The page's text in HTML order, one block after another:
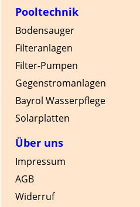
Pooltechnik
Bodensauger
Filteranlagen
Filter-Pumpen
Gegenstromanlagen
Bayrol Wasserpflege
Solarplatten
Über uns
Impressum
AGB
Widerruf